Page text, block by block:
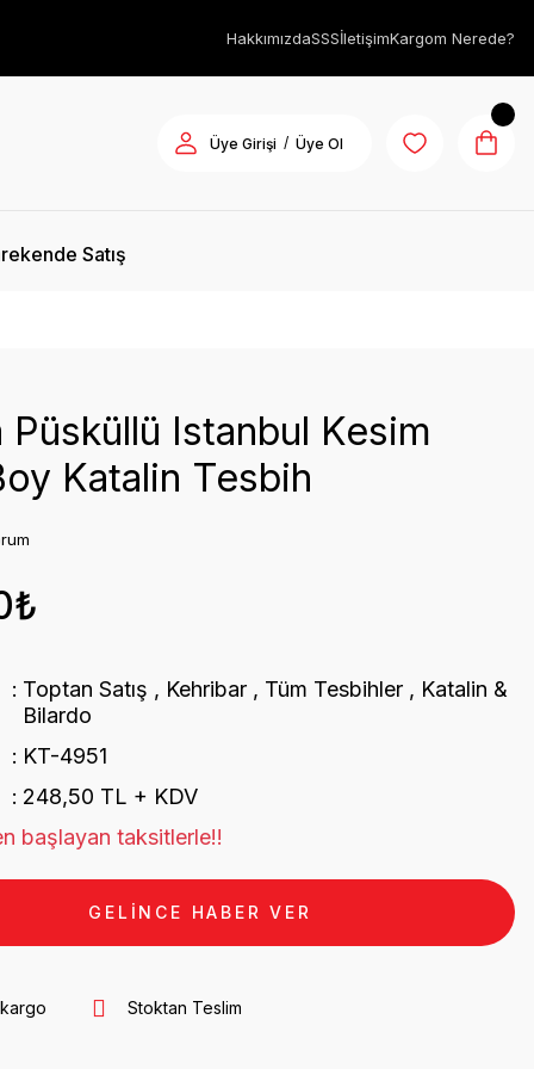
HakkımızdaSSSİletişimKargom Nerede?
Üye Girişi / Üye Ol
Satış
Püsküllü Istanbul Kesim
Katalin Tesbih
Toptan Satış , Kehribar , Tüm Tesbihler , Katalin &
Bilardo
KT-4951
248,50 TL + KDV
başlayan taksitlerle!!
GELİNCE HABER VER
Stoktan Teslim